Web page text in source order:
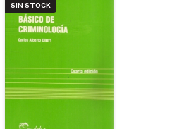
SIN STOCK